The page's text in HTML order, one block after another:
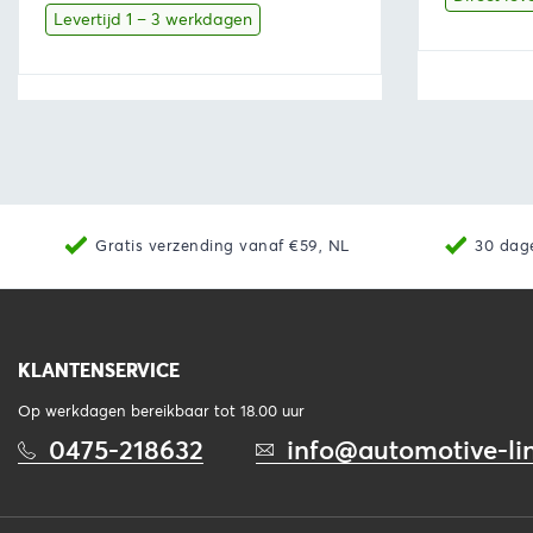
was:
is:
Levertijd 1 – 3 werkdagen
Gratis verzending vanaf €59, NL 30
KLANTENSERVICE
Op werkdagen bereikbaar tot 18.00 uur
0475-218632 info@automotive-